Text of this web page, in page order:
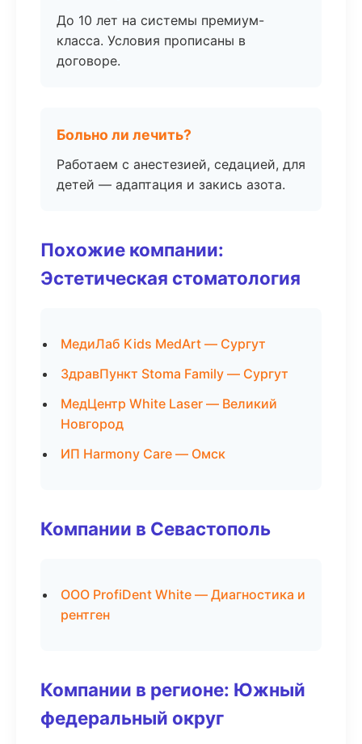
До 10 лет на системы премиум-
класса. Условия прописаны в
договоре.
Больно ли лечить?
Работаем с анестезией, седацией, для
детей — адаптация и закись азота.
Похожие компании:
Эстетическая стоматология
МедиЛаб Kids MedArt — Сургут
ЗдравПункт Stoma Family — Сургут
МедЦентр White Laser — Великий
Новгород
ИП Harmony Care — Омск
Компании в Севастополь
ООО ProfiDent White — Диагностика и
рентген
Компании в регионе: Южный
федеральный округ